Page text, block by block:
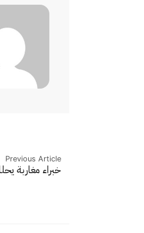
Previous Article
خبراء مغاربة